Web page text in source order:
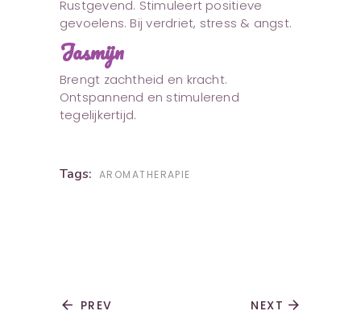
Rustgevend. Stimuleert positieve
gevoelens. Bij verdriet, stress & angst.
Jasmijn
Brengt zachtheid en kracht.
Ontspannend en stimulerend
tegelijkertijd.
Tags: AROMATHERAPIE
arrow_back PREV NEXT arrow_forward